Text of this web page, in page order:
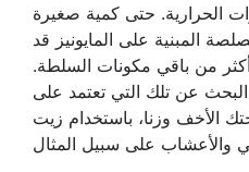
الحرارية. حتى كمية صغيرة
المبنية على المايونيز قد
من باقي مكونات السلطة.
عن تلك التي تعتمد على
الأخف وزنا، باستخدام زيت